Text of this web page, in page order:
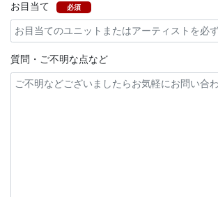
お目当て 必須
質問・ご不明な点など